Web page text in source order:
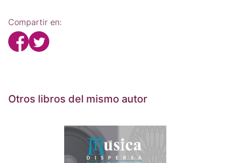
Compartir en:
Otros libros del mismo autor